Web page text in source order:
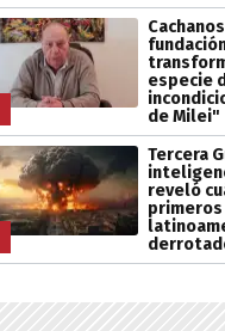
especie
de Milei"
Tercera
reveló